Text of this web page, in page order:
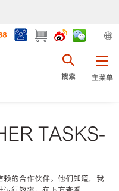
主菜单
搜索
TASKS-
的合作伙伴。他们知道，我